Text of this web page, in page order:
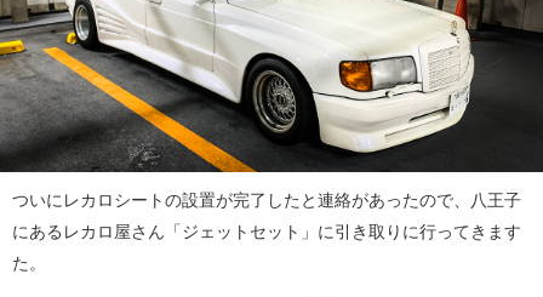
ついにレカロシートの設置が完了したと連絡があったので、八王子
にあるレカロ屋さん「ジェットセット」に引き取りに行ってきます
た。